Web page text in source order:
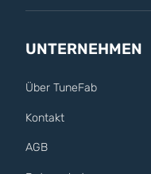
UNTERNEHMEN
Über TuneFab
Kontakt
AGB